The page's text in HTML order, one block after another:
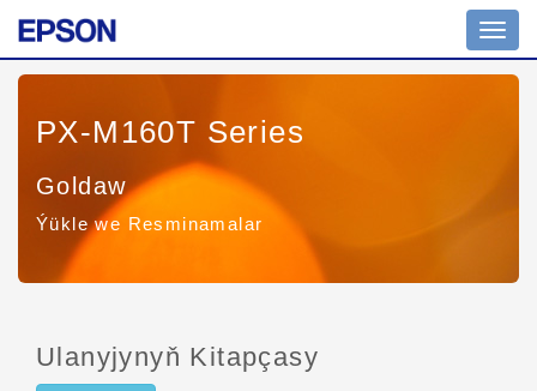
geçir
PX-M160T Series
Goldaw
Ýükle we Resminamalar
Ulanyjynyň Kitapçasy